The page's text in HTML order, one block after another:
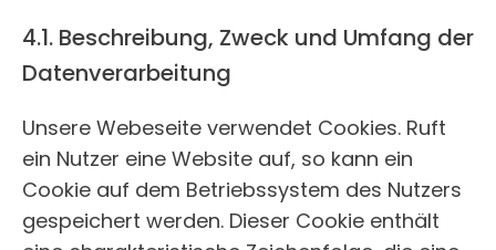
4.1. Beschreibung, Zweck und Umfang der
Datenverarbeitung
Unsere Webeseite verwendet Cookies. Ruft
ein Nutzer eine Website auf, so kann ein
Cookie auf dem Betriebssystem des Nutzers
gespeichert werden. Dieser Cookie enthält